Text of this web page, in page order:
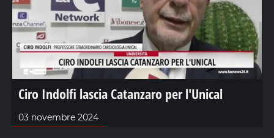
Ciro Indolfi lascia Catanzaro per l'Unical
03 novembre 2024